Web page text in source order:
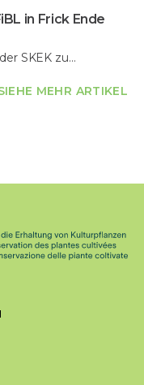
in Frick Ende
SKEK zu…
MEHR ARTIKEL